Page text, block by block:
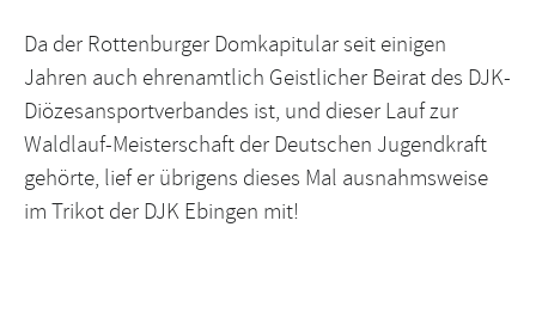
Da der Rottenburger Domkapitular seit einigen
Jahren auch ehrenamtlich Geistlicher Beirat des DJK-
Diözesansportverbandes ist, und dieser Lauf zur
Waldlauf-Meisterschaft der Deutschen Jugendkraft
gehörte, lief er übrigens dieses Mal ausnahmsweise
im Trikot der DJK Ebingen mit!